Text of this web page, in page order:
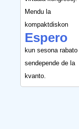
Mendu la
kompaktdiskon
Espero
kun sesona rabato
sendepende de la
kvanto.